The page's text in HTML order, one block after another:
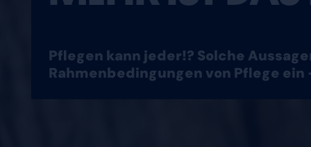
Pflegen kann jeder!? Solche
Rahmenbedingungen von Pflege ein